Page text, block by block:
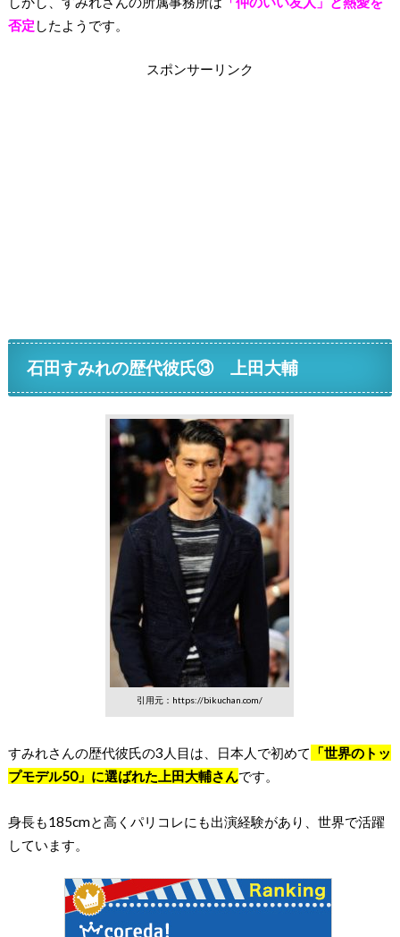
否定 したようです。
スポンサーリンク
石田すみれの歴代彼氏③ 上田大輔
引用元：https://bikuchan.com/
すみれさんの歴代彼氏の3人目は、日本人で初めて
「世界のトッ
プモデル50」に選ばれた上田大輔さんです。
身長も185cmと高くパリコレにも出演経験があり、世界で活躍
しています。